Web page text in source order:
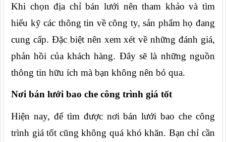
Khi chọn địa chỉ bán lưới nên tham khảo và tìm
hiểu kỹ các thông tin về công ty, sản phẩm họ đang
cung cấp. Đặc biệt nên xem xét về những đánh giá,
phản hồi của khách hàng. Đây sẽ là những nguồn
thông tin hữu ích mà bạn không nên bỏ qua.
Nơi bán lưới bao che công trình giá tốt
Hiện nay, để tìm được nơi bán lưới bao che công
trình giá tốt cũng không quá khó khăn. Bạn chỉ cần